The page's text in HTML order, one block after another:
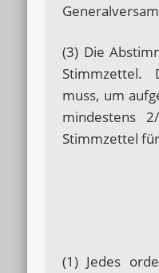
(3) Die
Stimmzettel.
muss, um
mindestens
Stimmzettel
(1) Jedes